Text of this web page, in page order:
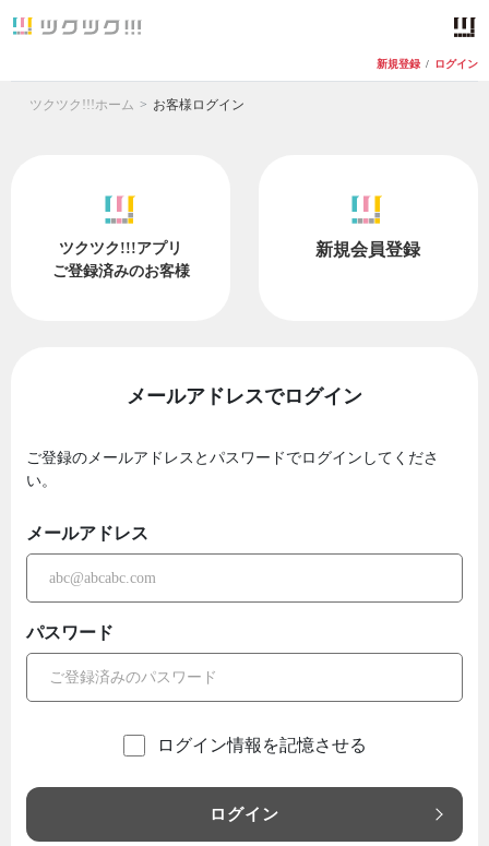
新規登録 / ログイン
ツクツク!!!ホーム お客様ログイン
ツクツク!!!アプリ
ご登録済みのお客様
新規会員登録
メールアドレスでログイン
ご登録のメールアドレスとパスワードでログインしてくださ
い。
メールアドレス
パスワード
ログイン情報を記憶させる
ログイン